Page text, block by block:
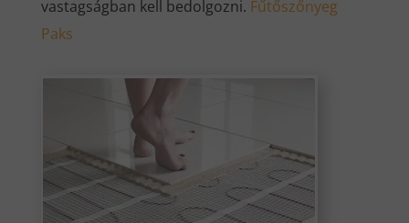
vastagságban kell bedolgozni. Fűtőszőnyeg
Paks